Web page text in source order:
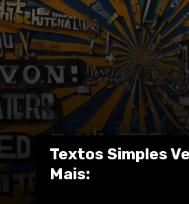
Textos Simples
Mais: